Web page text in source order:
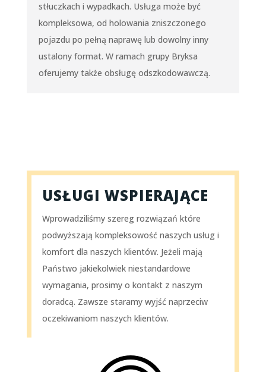
stłuczkach i wypadkach. Usługa może być
kompleksowa, od holowania zniszczonego
pojazdu po pełną naprawę lub dowolny inny
ustalony format. W ramach grupy Bryksa
oferujemy także obsługę odszkodowawczą.
USŁUGI WSPIERAJĄCE
Wprowadziliśmy szereg rozwiązań które
podwyższają kompleksowość naszych usług i
komfort dla naszych klientów. Jeżeli mają
Państwo jakiekolwiek niestandardowe
wymagania, prosimy o kontakt z naszym
doradcą. Zawsze staramy wyjść naprzeciw
oczekiwaniom naszych klientów.